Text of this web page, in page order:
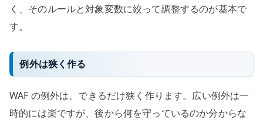
く、そのルールと対象変数に絞って調整するのが基本で
す。
例外は狭く作る
WAF の例外は、できるだけ狭く作ります。広い例外は一
時的には楽ですが、後から何を守っているのか分からな